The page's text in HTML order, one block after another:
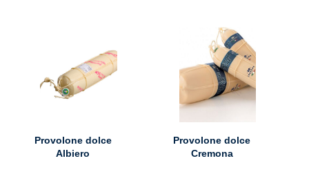
Provolone dolce
Albiero
Provolone dolce
Cremona